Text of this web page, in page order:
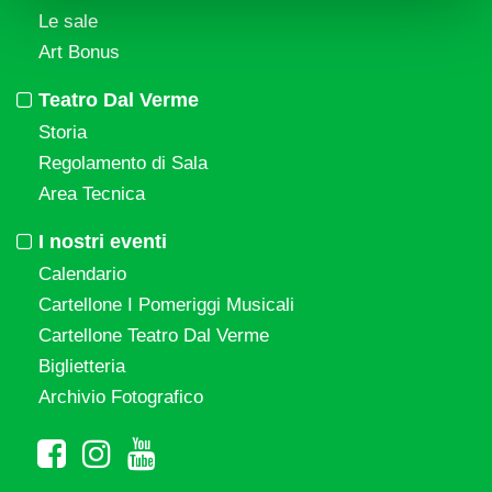
Le sale
Art Bonus
Teatro Dal Verme
Storia
Regolamento di Sala
Area Tecnica
I nostri eventi
Calendario
Cartellone I Pomeriggi Musicali
Cartellone Teatro Dal Verme
Biglietteria
Archivio Fotografico